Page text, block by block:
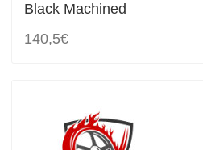
Black Machined
140,5€